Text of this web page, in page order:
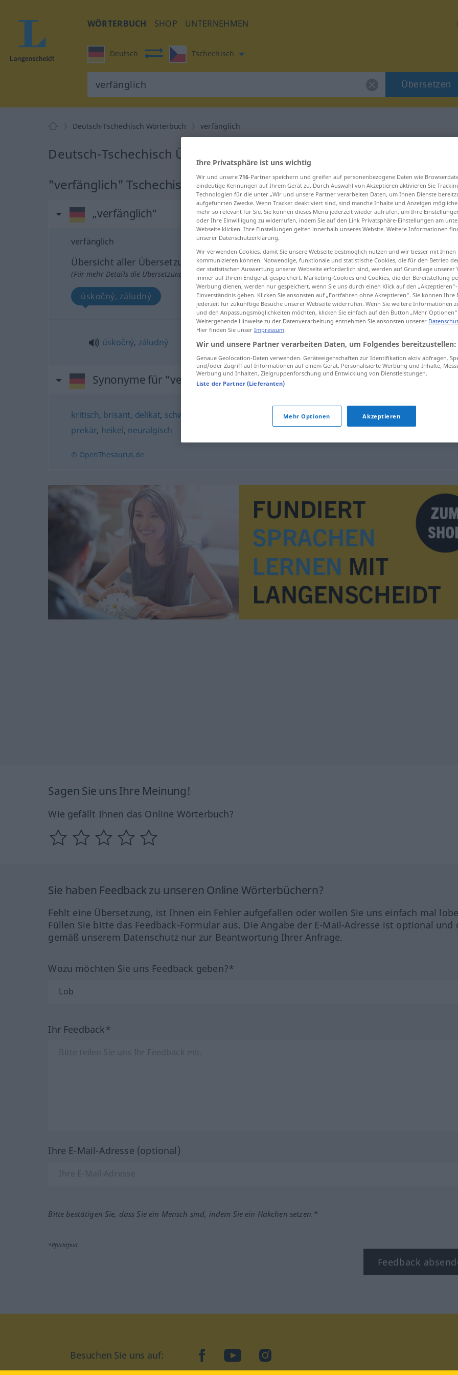
WÖRTERBUCH SHOP UNTERNEHMEN
Deutsch Tschechisch
Übersetzen
Deutsch-Tschechisch Wörterbuch verfänglich
Deutsch-Tschechisch Übersetzung für "verfänglich"
"verfänglich" Tschechisch Übersetzung
„verfänglich“
verfänglich
Übersicht aller Übersetzungen
(Für mehr Details die Übersetzung anklicken/antippen)
úskočný, záludný
úskočný, záludný verfänglich
Synonyme für "verfänglich"
kritisch, brisant, delikat, schwierig problematisch,bedenklich ,brenzlig,misslich
prekär, heikel, neuralgisch
© OpenThesaurus.de
Sagen Sie uns Ihre Meinung!
Wie gefällt Ihnen das Online Wörterbuch?
Sie haben Feedback zu unseren Online Wörterbüchern?
Fehlt eine Übersetzung, ist Ihnen ein Fehler aufgefallen oder wollen Sie uns einfach mal
Füllen Sie bitte das Feedback-Formular aus. Die Angabe der E-Mail-Adresse ist optional und
gemäß unserem Datenschutz nur zur Beantwortung Ihrer Anfrage.
Wozu möchten Sie uns Feedback geben?*
Ihr Feedback*
Ihre E-Mail-Adresse (optional)
Bitte bestätigen Sie, dass Sie ein Mensch sind, indem Sie ein Häkchen setzen.*
*Pflichtfeld
Feedback
Besuchen Sie uns auf: facebookYouTubeInstagram
Ihre Privatsphäre ist uns wichtig
Wir und unsere 716-Partner speichern und greifen auf personenbezogene Daten wie
eindeutige Kennungen auf Ihrem Gerät zu. Durch Auswahl von Akzeptieren aktivieren Sie
Technologien für die unter „Wir und unsere Partner verarbeiten Daten, um Ihnen Dienste
aufgeführten Zwecke. Wenn Tracker deaktiviert sind, sind manche Inhalte und Anzeigen
mehr so relevant für Sie. Sie können dieses Menü jederzeit wieder aufrufen, um Ihre
oder Ihre Einwilligung zu widerrufen, indem Sie auf den Link Privatsphäre-Einstellungen am
Webseite klicken. Ihre Einstellungen gelten innerhalb unseres Website. Weitere Informationen
unserer Datenschutzerklärung.
Wir verwenden Cookies, damit Sie unsere Webseite bestmöglich nutzen und wir besser mit Ihnen
kommunizieren können. Notwendige, funktionale und statistische Cookies, die für den Betrieb
der statistischen Auswertung unserer Webseite erforderlich sind, werden auf Grundlage unserer
immer auf Ihrem Endgerät gespeichert. Marketing-Cookies und Cookies, die der Bereitstellung
Werbung dienen, werden nur gespeichert, wenn Sie uns durch einen Klick auf den
Einverständnis geben. Klicken Sie ansonsten auf „Fortfahren ohne Akzeptieren“. Sie können
jederzeit für zukünftige Besuche unserer Webseite widerrufen. Wenn Sie weitere Informationen
und den Anpassungsmöglichkeiten möchten, klicken Sie einfach auf den Button „Mehr
Weitergehende Hinweise zu der Datenverarbeitung entnehmen Sie ansonsten unserer
Hier finden Sie unser Impressum.
Wir und unsere Partner verarbeiten Daten, um Folgendes bereitzustellen:
Genaue Geolocation-Daten verwenden. Geräteeigenschaften zur Identifikation aktiv abfragen.
und/oder Zugriff auf Informationen auf einem Gerät. Personalisierte Werbung und Inhalte,
Werbung und Inhalten, Zielgruppenforschung und Entwicklung von Dienstleistungen.
Liste der Partner (Lieferanten)
Mehr Optionen Akzeptieren